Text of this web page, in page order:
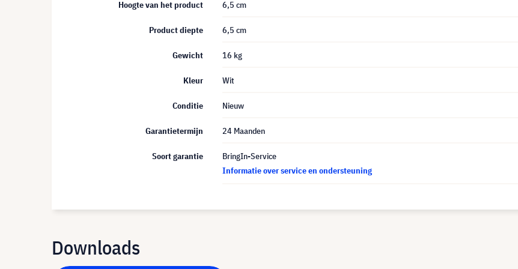
Hoogte van het product 6,5 cm
Product diepte 6,5 cm
Gewicht 16 kg
Kleur Wit
Conditie Nieuw
Garantietermijn 24 Maanden
Soort garantie
BringIn-Service
Informatie over service en ondersteuning
Downloads